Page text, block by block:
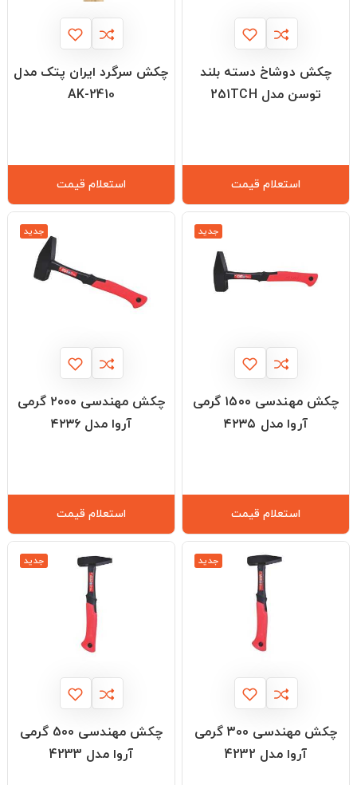
چکش دوشاخ دسته بلند
توسن مدل 251TCH
استعلام قیمت
چکش سرگرد ایران پتک مدل
AK-2410
استعلام قیمت
جدید
چکش مهندسی ۱۵۰۰ گرمی
آروا مدل ۴۲۳۵
استعلام قیمت
جدید
چکش مهندسی ۲۰۰۰ گرمی
آروا مدل ۴۲۳۶
استعلام قیمت
جدید
چکش مهندسی 300 گرمی
آروا مدل 4232
جدید
چکش مهندسی 500 گرمی
آروا مدل 4233